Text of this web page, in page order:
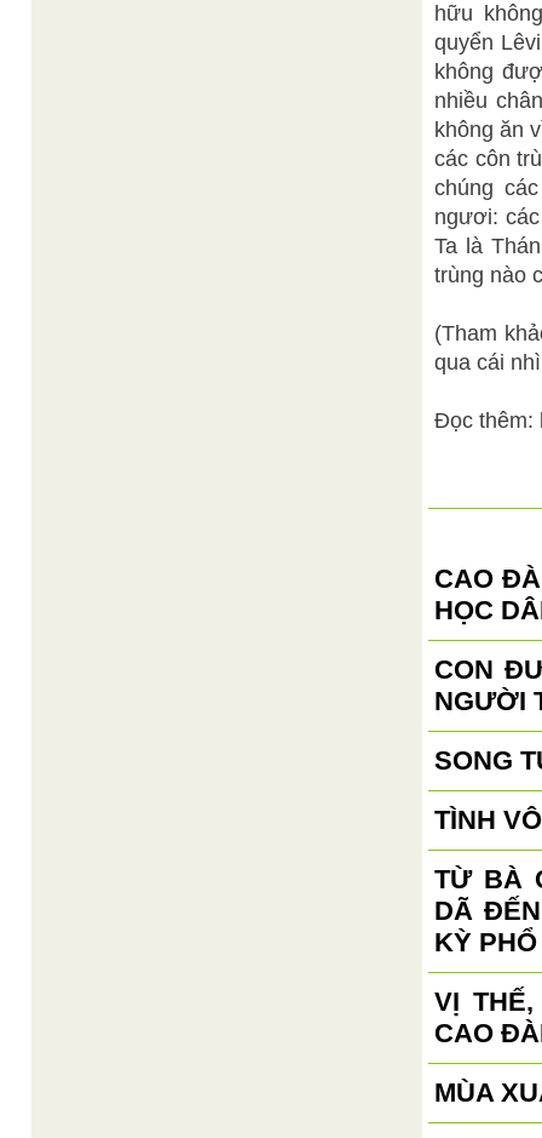
hữu
quyển
không
nhiều
không ăn
các côn
chúng
ngươi:
Ta là
trùng nào
(Tham
qua cái
Đọc thêm:
CAO
HỌC
CON
NGƯỜI
SONG
TÌNH
TỪ BÀ
DÃ
KỲ
VỊ
CAO
MÙA